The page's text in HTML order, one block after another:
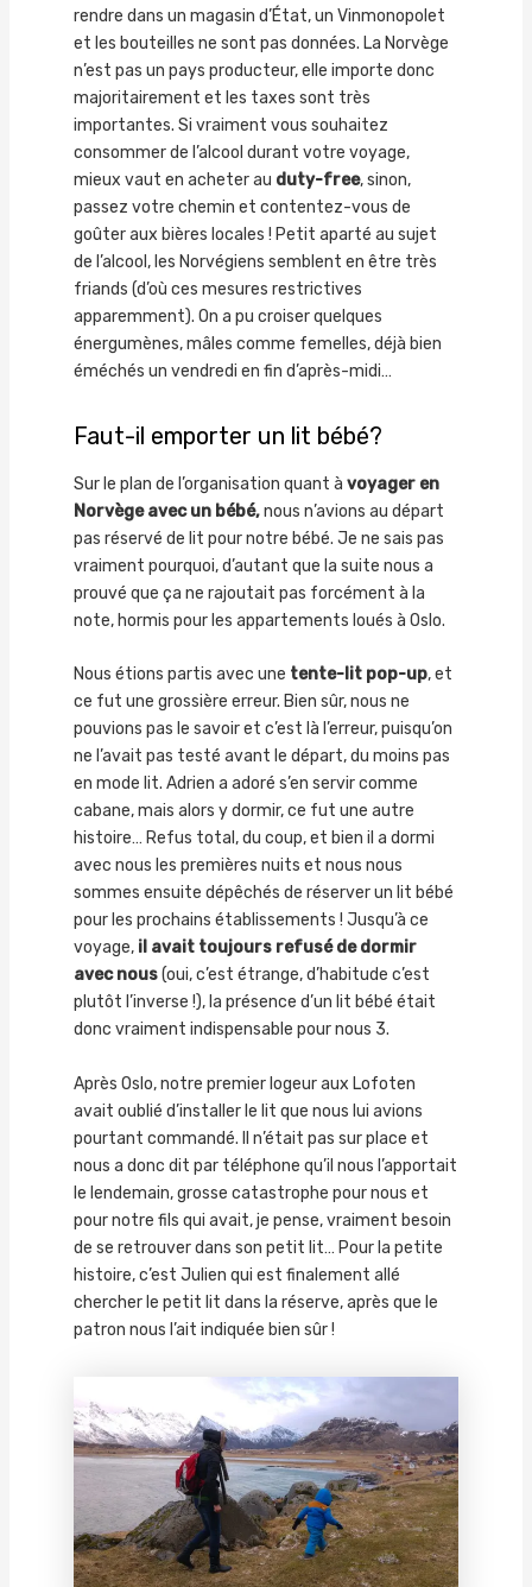
rendre dans un magasin d’État, un Vinmonopolet
et les bouteilles ne sont pas données. La Norvège
n’est pas un pays producteur, elle importe donc
majoritairement et les taxes sont très
importantes. Si vraiment vous souhaitez
consommer de l’alcool durant votre voyage,
mieux vaut en acheter au duty-free, sinon,
passez votre chemin et contentez-vous de
goûter aux bières locales ! Petit aparté au sujet
de l’alcool, les Norvégiens semblent en être très
friands (d’où ces mesures restrictives
apparemment). On a pu croiser quelques
énergumènes, mâles comme femelles, déjà bien
éméchés un vendredi en fin d’après-midi…
Faut-il emporter un lit bébé?
Sur le plan de l’organisation quant à voyager en
Norvège avec un bébé,nous n’avions au départ
pas réservé de lit pour notre bébé. Je ne sais pas
vraiment pourquoi, d’autant que la suite nous a
prouvé que ça ne rajoutait pas forcément à la
note, hormis pour les appartements loués à Oslo.
Nous étions partis avec une tente-lit pop-up, et
ce fut une grossière erreur. Bien sûr, nous ne
pouvions pas le savoir et c’est là l’erreur, puisqu’on
ne l’avait pas testé avant le départ, du moins pas
en mode lit. Adrien a adoré s’en servir comme
cabane, mais alors y dormir, ce fut une autre
histoire… Refus total, du coup, et bien il a dormi
avec nous les premières nuits et nous nous
sommes ensuite dépêchés de réserver un lit bébé
pour les prochains établissements ! Jusqu’à ce
voyage, il avait toujours refusé de dormir
avec nous(oui, c’est étrange, d’habitude c’est
plutôt l’inverse !), la présence d’un lit bébé était
donc vraiment indispensable pour nous 3.
Après Oslo, notre premier logeur aux Lofoten
avait oublié d’installer le lit que nous lui avions
pourtant commandé. Il n’était pas sur place et
nous a donc dit par téléphone qu’il nous l’apportait
le lendemain, grosse catastrophe pour nous et
pour notre fils qui avait, je pense, vraiment besoin
de se retrouver dans son petit lit… Pour la petite
histoire, c’est Julien qui est finalement allé
chercher le petit lit dans la réserve, après que le
patron nous l’ait indiquée bien sûr !